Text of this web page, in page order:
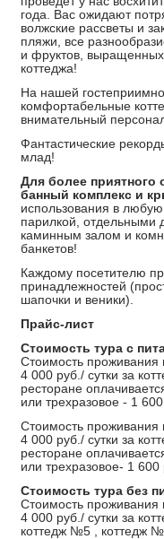
года. Вас ожидают
волжские рассветы и
пляжи, все
и фруктов,
коттеджа!
На нашей
комфортабельные
внимательный
Фантастические
млад!
Для более приятного
банный комплекс и
использования в
парилкой, отдельными
каминным залом и
банкетов!
Каждому посетителю
принадлежностей
шапочки и веники).
Прайс-лист
Стоимость тура с
Стоимость проживания
4 000 руб./ сутки за
ресторане
или трехразовое - 1
Стоимость проживания
4 000 руб./ сутки за
ресторане
или трехразовое- 1
Стоимость тура без
Стоимость проживания
4 000 руб./ сутки за
коттедж №5 , коттедж